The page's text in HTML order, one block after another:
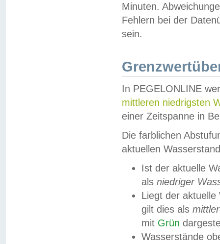
Minuten.
Fehlern bei der
sein.
In PEGELONLINE
mittleren niedrigsten
einer Zeitspanne in
Die farblichen
aktuellen
Ist der aktuelle
als niedriger
Liegt der
gilt dies als
mit Grün
Wasserstände